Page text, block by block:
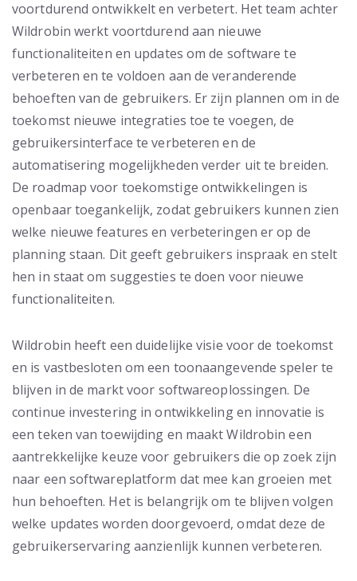
voortdurend ontwikkelt en verbetert. Het team achter
Wildrobin werkt voortdurend aan nieuwe
functionaliteiten en updates om de software te
verbeteren en te voldoen aan de veranderende
behoeften van de gebruikers. Er zijn plannen om in de
toekomst nieuwe integraties toe te voegen, de
gebruikersinterface te verbeteren en de
automatisering mogelijkheden verder uit te breiden.
De roadmap voor toekomstige ontwikkelingen is
openbaar toegankelijk, zodat gebruikers kunnen zien
welke nieuwe features en verbeteringen er op de
planning staan. Dit geeft gebruikers inspraak en stelt
hen in staat om suggesties te doen voor nieuwe
functionaliteiten.
Wildrobin heeft een duidelijke visie voor de toekomst
en is vastbesloten om een toonaangevende speler te
blijven in de markt voor softwareoplossingen. De
continue investering in ontwikkeling en innovatie is
een teken van toewijding en maakt Wildrobin een
aantrekkelijke keuze voor gebruikers die op zoek zijn
naar een softwareplatform dat mee kan groeien met
hun behoeften. Het is belangrijk om te blijven volgen
welke updates worden doorgevoerd, omdat deze de
gebruikerservaring aanzienlijk kunnen verbeteren.